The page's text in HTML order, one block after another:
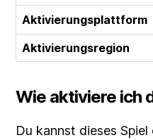
Aktivierungsplattform
Aktivierungsregion
Wie aktiviere ich
Du kannst dieses